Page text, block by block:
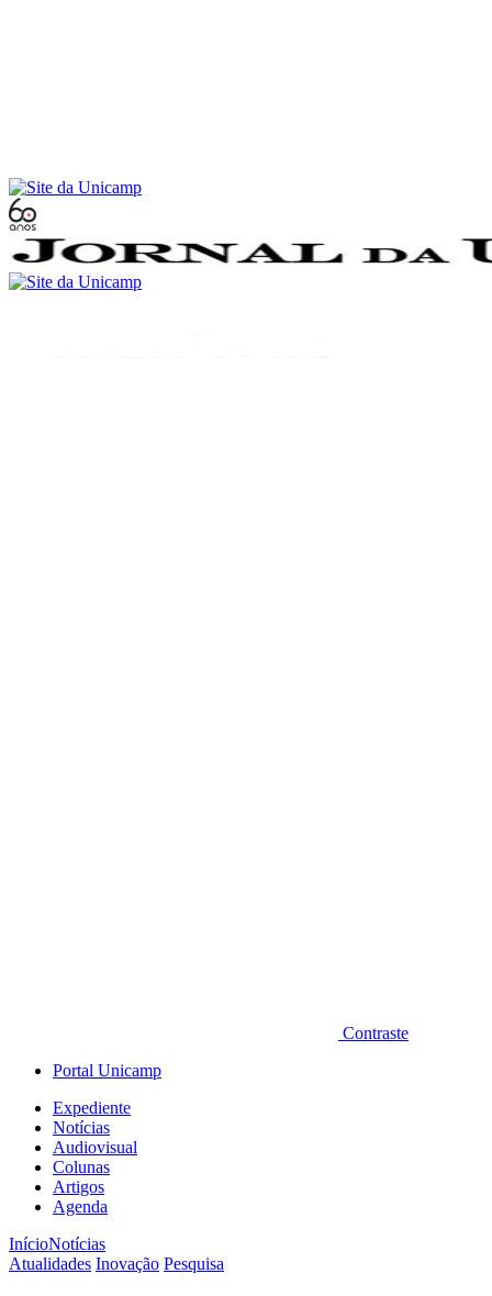
Contraste
Portal Unicamp
Expediente
Notícias
Audiovisual
Colunas
Artigos
Agenda
InícioNotícias
Atualidades Inovação Pesquisa